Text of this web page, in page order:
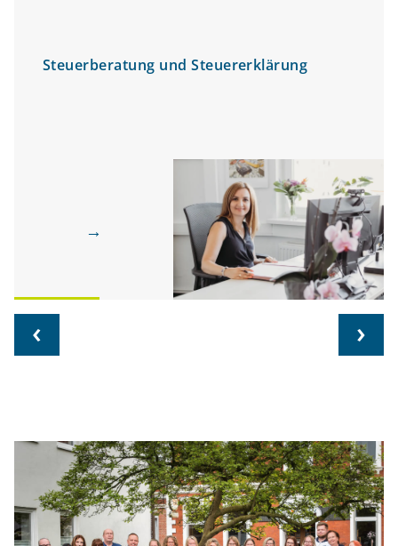
Steuerberatung und Steuererklärung
→
‹ ›